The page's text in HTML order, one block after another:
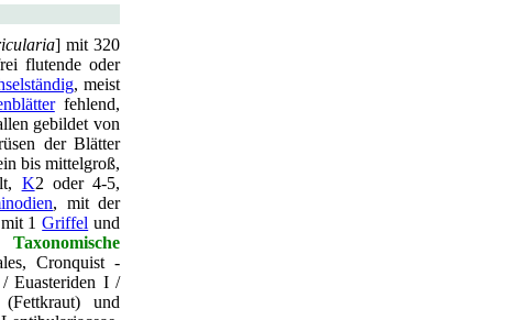
] mit 320
flutende oder
, meist
fehlend,
gebildet von
der Blätter
bis mittelgroß,
K2 oder 4-5,
, mit der
1Griffel und
Taxonomische
Cronquist -
Euasteriden I /
und